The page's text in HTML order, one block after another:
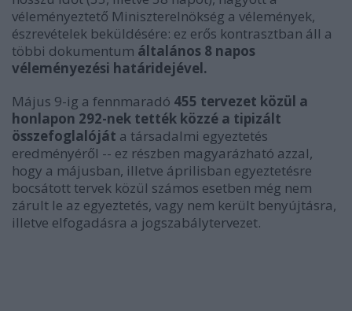
véleményeztető Miniszterelnökség a vélemények,
észrevételek beküldésére: ez erős kontrasztban áll a
többi dokumentum általános 8 napos
véleményezési határidejével.
Május 9-ig a fennmaradó 455 tervezet közül a
honlapon 292-nek tették közzé a tipizált
összefoglalóját a társadalmi egyeztetés
eredményéről -- ez részben magyarázható azzal,
hogy a májusban, illetve áprilisban egyeztetésre
bocsátott tervek közül számos esetben még nem
zárult le az egyeztetés, vagy nem került benyújtásra,
illetve elfogadásra a jogszabálytervezet.